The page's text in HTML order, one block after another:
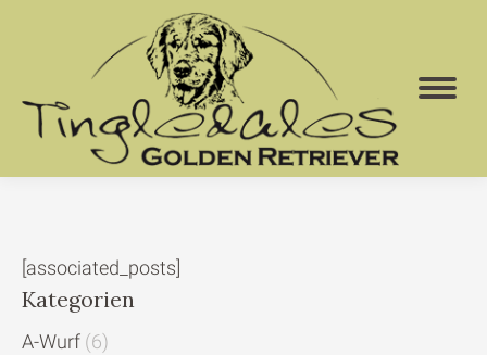
[associated_posts]
Kategorien
A-Wurf (6)